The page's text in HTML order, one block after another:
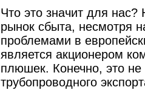
Что это значит для нас?
рынок сбыта, несмотря
проблемами в
является акционером
плюшек. Конечно, это
трубопроводного